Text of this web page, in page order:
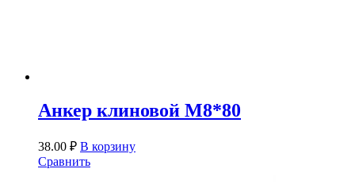
Анкер клиновой М8*80
38.00 ₽ В корзину
Сравнить